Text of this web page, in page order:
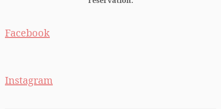
Facebook
Instagram